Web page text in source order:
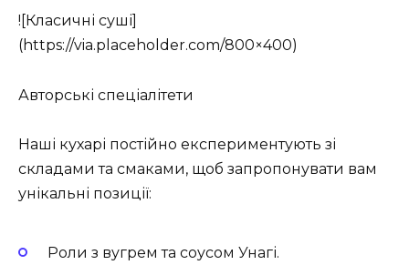
![Класичні суші]
(https://via.placeholder.com/800×400)
Авторські спеціалітети
Наші кухарі постійно експериментують зі
складами та смаками, щоб запропонувати вам
унікальні позиції:
Роли з вугрем та соусом Унагі.